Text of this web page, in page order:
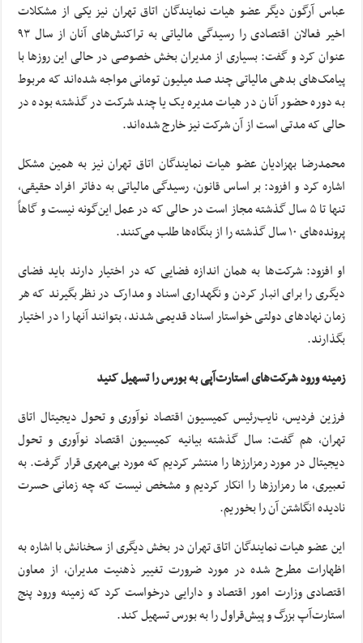
عباس آرگون دیگر عضو هیات نمایندگان اتاق تهران نیز یکی از مشکلات
اخیر فعالان اقتصادی را رسیدگی مالیاتی به تراکنش‌های آنان از سال ۹۳
عنوان کرد و گفت: بسیاری از مدیران بخش خصوصی در حالی این روزها با
پیامک‌های بدهی مالیاتی چند صد میلیون تومانی مواجه شده‌اند که مربوط
به دوره حضور آنان در هیات مدیره یک یا چند شرکت در گذشته بوده در
حالی که مدتی است از آن شرکت نیز خارج شده‌اند.
محمدرضا بهزادیان عضو هیات نمایندگان اتاق تهران نیز به همین مشکل
اشاره کرد و افزود: بر اساس قانون، رسیدگی مالیاتی به دفاتر افراد حقیقی،
تنها تا ۵ سال گذشته مجاز است در حالی که در عمل این‌گونه نیست و گاهاً
پرونده‌های ۱۰ سال گذشته را از بنگاه‌ها طلب می‌کنند.
او افزود: شرکت‌ها به همان اندازه فضایی که در اختیار دارند باید فضای
دیگری را برای انبار کردن و نگهداری اسناد و مدارک در نظر بگیرند که هر
زمان نهادهای دولتی خواستار اسناد قدیمی شدند، بتوانند آنها را در اختیار
بگذارند.
زمینه ورود شرکت‌های استارت‌آپی به بورس را تسهیل کنید
فرزین فردیس، نایب‌رئیس کمیسیون اقتصاد نوآوری و تحول دیجیتال اتاق
تهران، هم گفت: سال گذشته بیانیه کمیسیون اقتصاد نوآوری و تحول
دیجیتال در مورد رمزارزها را منتشر کردیم که مورد بی‌مهری قرار گرفت. به
تعبیری، ما رمزارزها را انکار کردیم و مشخص نیست که چه زمانی حسرت
نادیده انگاشتن آن را بخوریم.
این عضو هیات نمایندگان اتاق تهران در بخش دیگری از سخنانش با اشاره به
اظهارات مطرح شده در مورد ضرورت تغییر ذهنیت مدیران، از معاون
اقتصادی وزارت امور اقتصاد و دارایی درخواست کرد که زمینه ورود پنج
استارت‌آپ بزرگ و پیش‌قراول را به بورس تسهیل کند.